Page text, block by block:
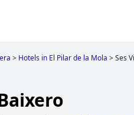
> Hotels in El Pilar de la Mola >Ses